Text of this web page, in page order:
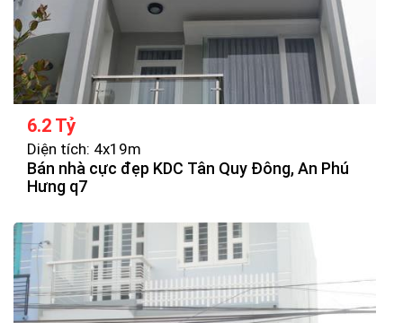
6.2 Tỷ
Diện tích: 4x19m
Bán nhà cực đẹp KDC Tân Quy Đông, An Phú
Hưng q7